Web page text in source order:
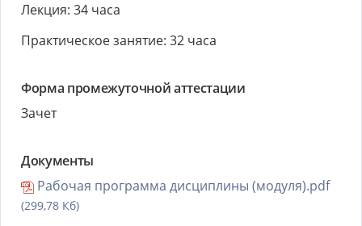
Лекция: 34 часа
Практическое занятие: 32 часа
Форма промежуточной аттестации
Зачет
Документы
Рабочая программа дисциплины (модуля).pdf
(299,78 Кб)